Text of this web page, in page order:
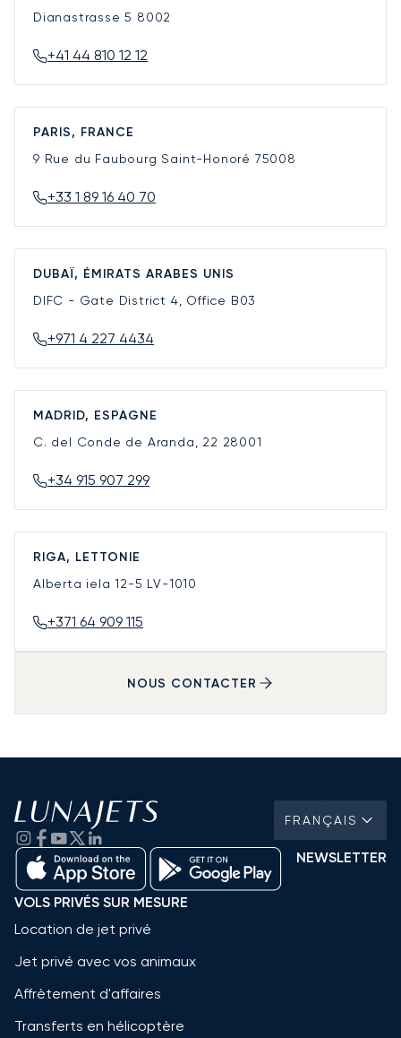
Dianastrasse 5 8002
+41 44 810 12 12
PARIS, FRANCE
9 Rue du Faubourg Saint-Honoré 75008
+33 1 89 16 40 70
DUBAÏ, ÉMIRATS ARABES UNIS
DIFC - Gate District 4, Office B03
+971 4 227 4434
MADRID, ESPAGNE
C. del Conde de Aranda, 22 28001
+34 915 907 299
RIGA, LETTONIE
Alberta iela 12-5 LV-1010
+371 64 909 115
NOUS CONTACTER
FRANÇAIS
NEWSLETTER
VOLS PRIVÉS SUR MESURE
Location de jet privé
Jet privé avec vos animaux
Affrètement d'affaires
Transferts en hélicoptère